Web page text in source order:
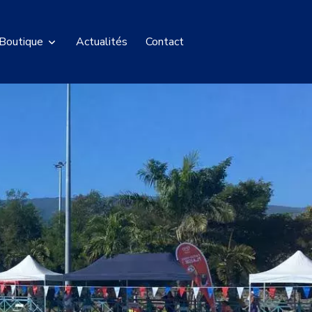
Boutique
Pass
Actualités Contact